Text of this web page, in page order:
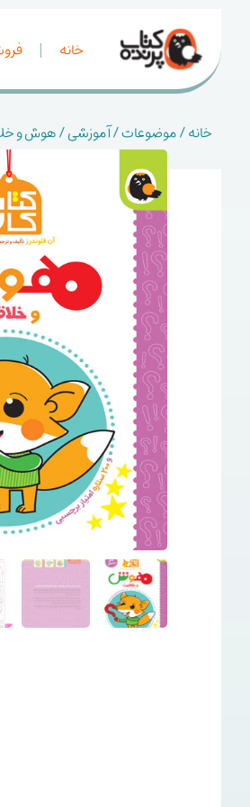
خانه
خانه/موضوعات/آموزشی/ هوش و